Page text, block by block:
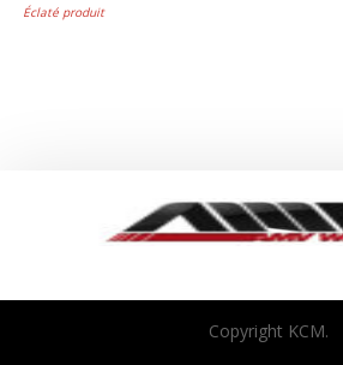
Éclaté produit
Copyright KCM.